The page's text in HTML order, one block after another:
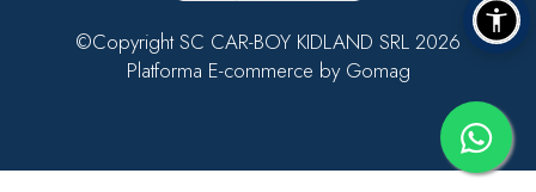
©Copyright SC CAR-BOY KIDLAND SRL 2026
Platforma E-commerce by Gomag